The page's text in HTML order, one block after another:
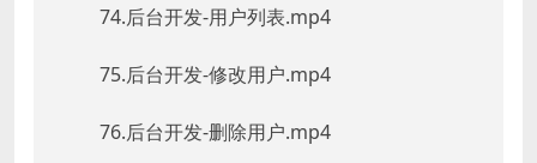
74.后台开发-用户列表.mp4
75.后台开发-修改用户.mp4
76.后台开发-删除用户.mp4